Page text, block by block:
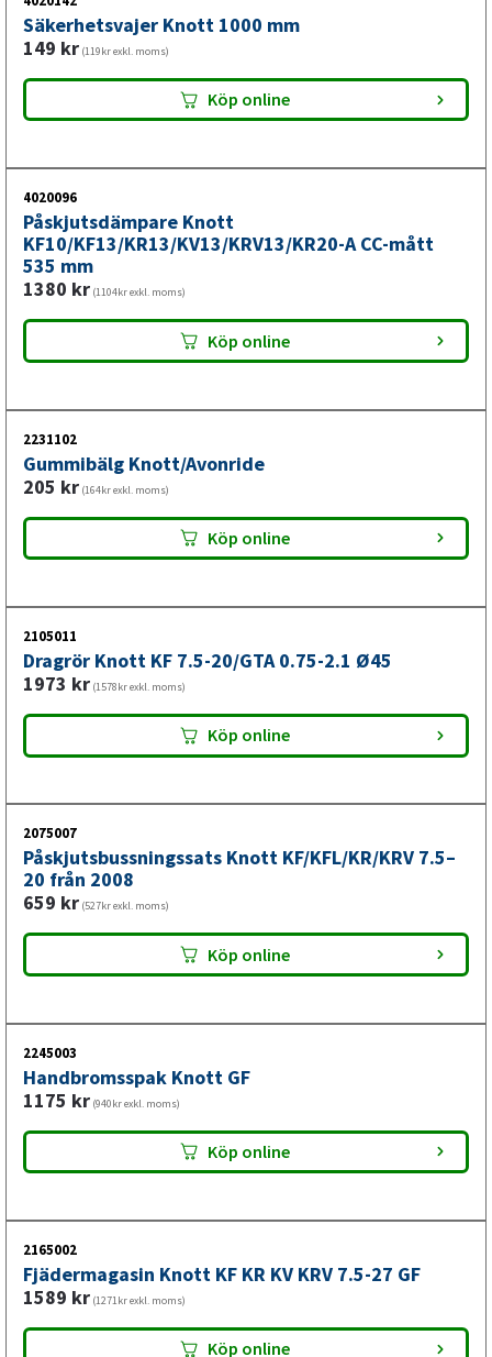
släpvagn
När släpvagnen rör sig fram mot dragfordonet vid
bromsning aktiveras påskjutsbromsen och kraften överförs
genom bromsmekanismen till släpvagnens hjulbromsar.
noggrant så att enheten motsvarar befintlig installation
och fungerar korrekt.
Läs mer om hur påskjutsbromsen fungerar
Säkerhetsvajer Knott 1000 mm
149 kr (119kr exkl. moms)
Köp online
4020096
Påskjutsdämpare Knott
KF10/KF13/KR13/KV13/KRV13/KR20-A CC-mått
535 mm
1380 kr (1104kr exkl. moms)
Köp online
2231102
Gummibälg Knott/Avonride
205 kr (164kr exkl. moms)
Köp online
2105011
Dragrör Knott KF 7.5-20/GTA 0.75-2.1 Ø45
1973 kr (1578kr exkl. moms)
Köp online
2075007
Påskjutsbussningssats Knott KF/KFL/KR/KRV 7.5–
20 från 2008
659 kr (527kr exkl. moms)
Köp online
2245003
Handbromsspak Knott GF
1175 kr (940kr exkl. moms)
Köp online
2165002
Fjädermagasin Knott KF KR KV KRV 7.5-27 GF
1589 kr (1271kr exkl. moms)
Köp online